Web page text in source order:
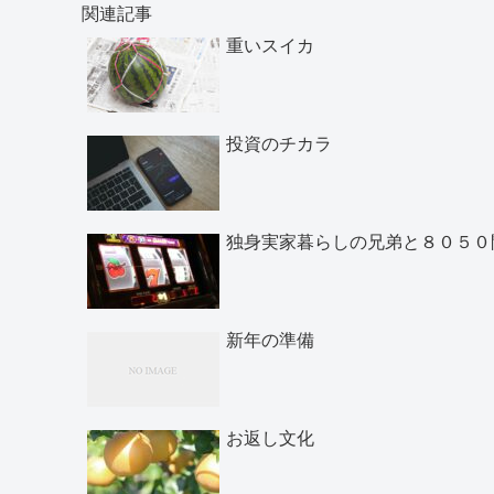
関連記事
重いスイカ
投資のチカラ
独身実家暮らしの兄弟と８０５
新年の準備
お返し文化